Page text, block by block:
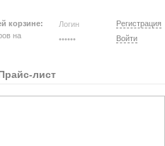
корзине:
на
Регистрация
Войти
лист